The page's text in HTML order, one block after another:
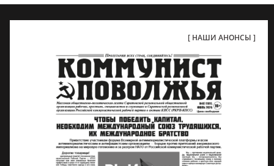
НАШИ АНОНСЫ